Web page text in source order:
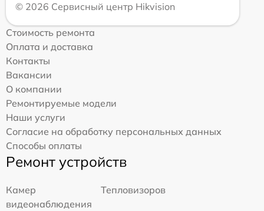
© 2026 Сервисный центр Hikvision
Стоимость ремонта
Оплата и доставка
Контакты
Вакансии
О компании
Ремонтируемые модели
Наши услуги
Согласие на обработку персональных данных
Способы оплаты
Ремонт устройств
Камер
видеонаблюдения
Тепловизоров